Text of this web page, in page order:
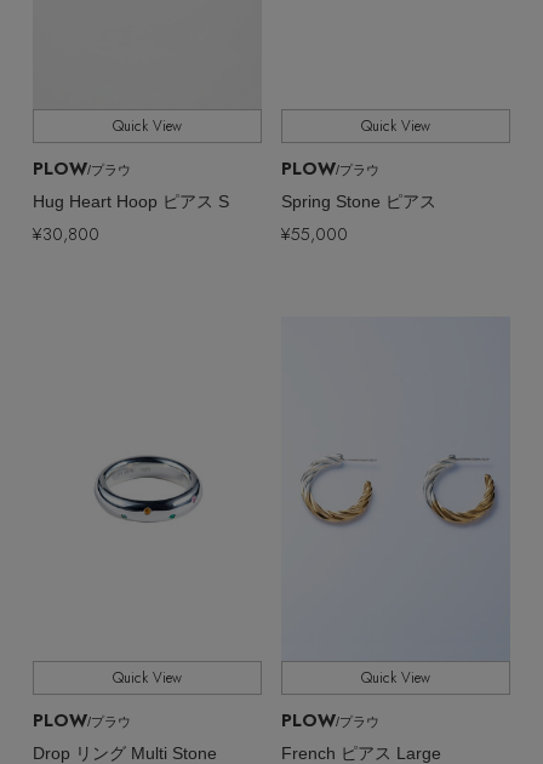
Quick View
PLOW/プラウ
Hug Heart Hoop ピアス S
¥30,800
Quick View
PLOW/プラウ
Spring Stone ピアス
¥55,000
Quick View
PLOW/プラウ
Drop リング Multi Stone
Quick View
PLOW/プラウ
French ピアス Large